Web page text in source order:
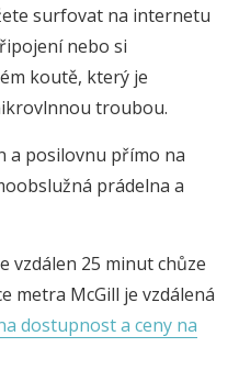
surfovat na internetu
nebo si
koutě, který je
troubou.
a posilovnu přímo na
prádelna a
vzdálen 25 minut chůze
metra McGill je vzdálená
dostupnost a ceny na